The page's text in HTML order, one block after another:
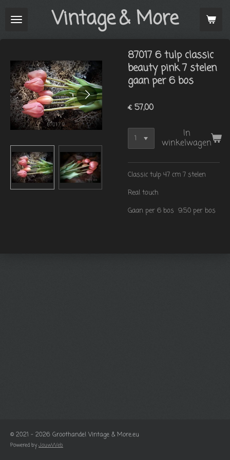
direct
Vintage& More
87017 6 tulp classic
beauty pink 7 stelen
gaan per 6 bos
€ 57,00
In
winkelwagen
Classic tulp 47 cm 7 stelen
Real touch
Gaan per 6 bos 9.50 per bos
© 2021 - 2026 Groothandel Vintage & More.eu
Powered by JouwWeb